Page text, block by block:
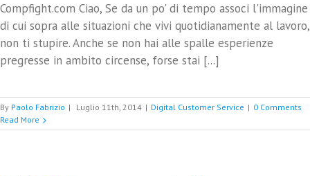
Compfight.com Ciao, Se da un po' di tempo associ l'immagine
di cui sopra alle situazioni che vivi quotidianamente al lavoro,
non ti stupire. Anche se non hai alle spalle esperienze
pregresse in ambito circense, forse stai [...]
By Paolo Fabrizio | Luglio 11th, 2014 | Digital Customer Service | 0 Comments
Read More